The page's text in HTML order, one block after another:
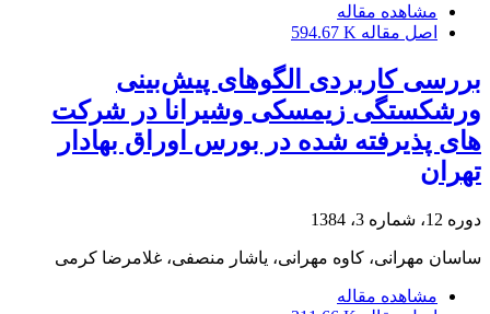
مشاهده مقاله
اصل مقاله 594.67 K
بررسی کاربردی الگوهای پیش‌بینی
ورشکستگی زیمسکی وشیرانا در شرکت
های پذیرفته شده در بورس اوراق بهادار
تهران
دوره 12، شماره 3، 1384
ساسان مهرانی، کاوه مهرانی، یاشار منصفی، غلامرضا کرمی
مشاهده مقاله